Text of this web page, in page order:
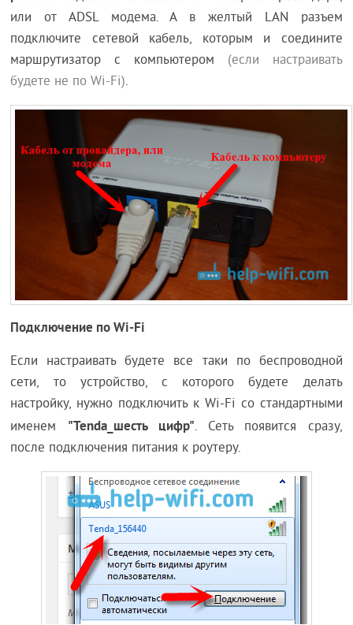
или от ADSL модема. А в желтый LAN разъем
подключите сетевой кабель, которым и соедините
маршрутизатор с компьютером (если настраивать
будете не по Wi-Fi).
Подключение по Wi-Fi
Если настраивать будете все таки по беспроводной
сети, то устройство, с которого будете делать
настройку, нужно подключить к Wi-Fi со стандартными
именем "Tenda_шесть цифр". Сеть появится сразу,
после подключения питания к роутеру.